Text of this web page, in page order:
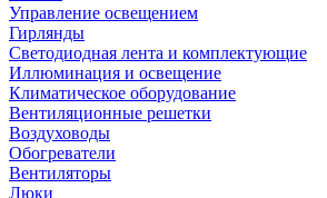
Управление освещением
Гирлянды
Светодиодная лента и комплектующие
Иллюминация и освещение
Климатическое оборудование
Вентиляционные решетки
Воздуховоды
Обогреватели
Вентиляторы
Люки